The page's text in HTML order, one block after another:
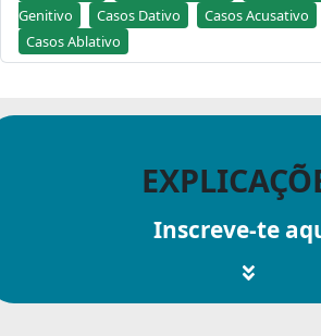
Genitivo
Casos Dativo Casos Acusativo
Casos Ablativo
Inscreve-te